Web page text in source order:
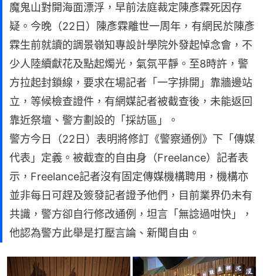
魔鬼山對開海面漂浮，早前法庭裁定陳彥霖死因存
疑。今晚（22日）陳彥霖離世一周年，有網民於陳彥
霖生前就讀的調景嶺知專設計學院外發起悼念會，不
少人陸續獻花及點起燭光，氣氛平靜。至8時許，警
方拉起封鎖線，要求在場記者「一字排開」靠牆邊站
立，等候檢查證件，有網媒記者被截查後，未能返回
靠近祭壇、警方劃設的「採訪區」。
警方今日（22日）表明將修訂《警察通例》下「傳媒
代表」定義。被截查的自由身（Freelance）記者表
示，Freelance記者沒有固定傳媒機構聘用，機構亦
並非每日可趕及簽發記者證予他們，目前業界仍未有
共識，警方卻自行修改通例，坦言「無諗過咁快」，
他認為警方此舉是打壓言論、新聞自由。